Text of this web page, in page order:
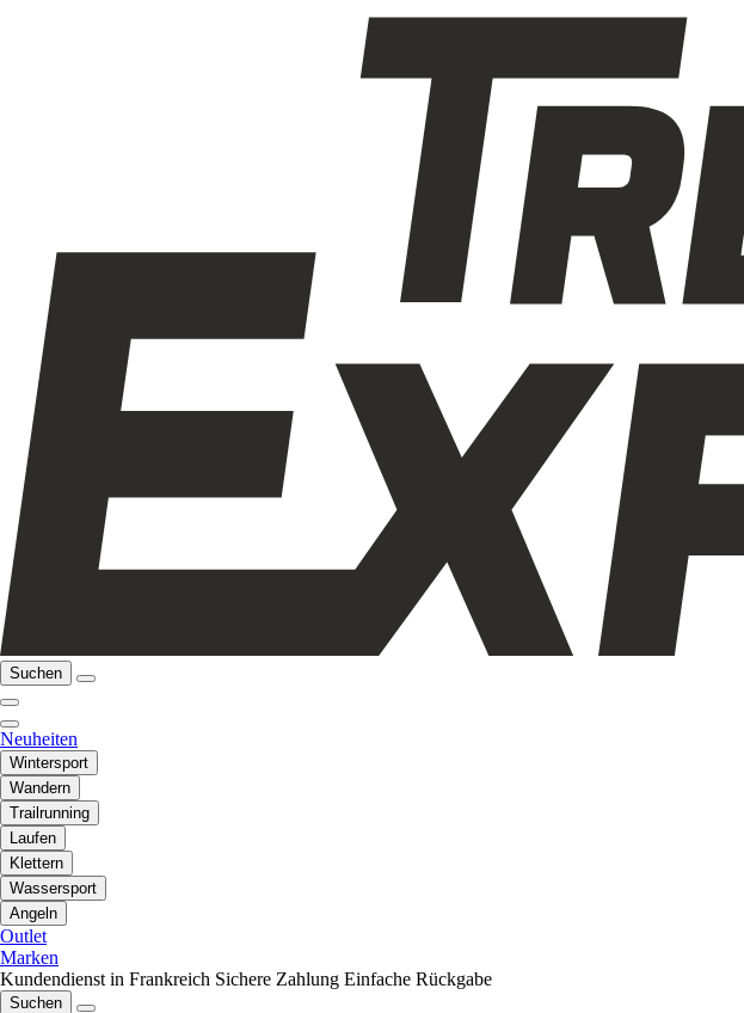
Suchen
Neuheiten
Wintersport
Wandern
Trailrunning
Laufen
Klettern
Wassersport
Angeln
Outlet
Marken
Kundendienst in Frankreich Sichere Zahlung Einfache Rückgabe
Suchen